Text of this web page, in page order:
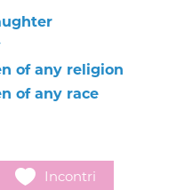
of any religion
of any race
Incontri